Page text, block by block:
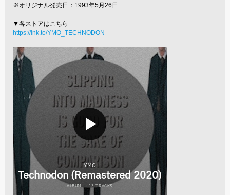
※オリジナル発売日：1993年5月26日
▼各ストアはこちら
https://lnk.to/YMO_TECHNODON